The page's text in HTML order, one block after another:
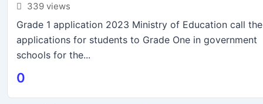
339 views
Grade 1 application 2023 Ministry of Education call the
applications for students to Grade One in government
schools for the...
0